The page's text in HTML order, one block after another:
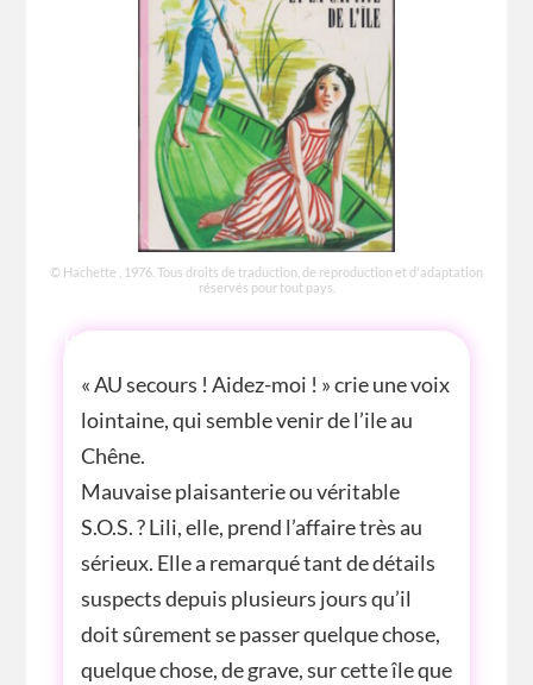
© Hachette , 1976. Tous droits de traduction, de reproduction et d'adaptation
réservés pour tout pays.
HISTOIRE
« AU secours ! Aidez-moi ! » crie une voix
lointaine, qui semble venir de l’ile au
Chêne.
Mauvaise plaisanterie ou véritable
S.O.S. ? Lili, elle, prend l’affaire très au
sérieux. Elle a remarqué tant de détails
suspects depuis plusieurs jours qu’il
doit sûrement se passer quelque chose,
quelque chose, de grave, sur cette île que